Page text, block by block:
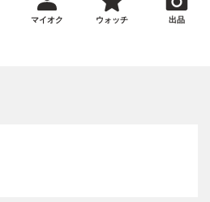
マイオク ウォッチ 出品